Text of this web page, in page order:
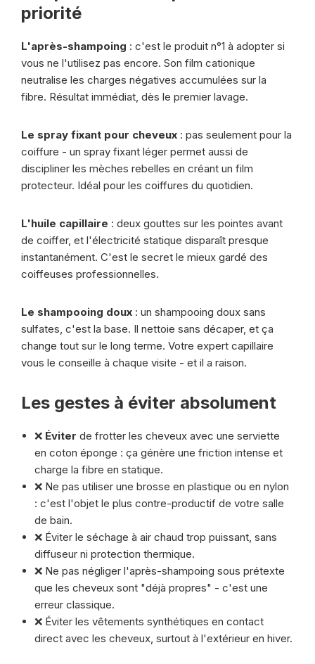
priorité
L'après-shampoing : c'est le produit n°1 à adopter si
vous ne l'utilisez pas encore. Son film cationique
neutralise les charges négatives accumulées sur la
fibre. Résultat immédiat, dès le premier lavage.
Le spray fixant pour cheveux : pas seulement pour la
coiffure - un spray fixant léger permet aussi de
discipliner les mèches rebelles en créant un film
protecteur. Idéal pour les coiffures du quotidien.
L'huile capillaire : deux gouttes sur les pointes avant
de coiffer, et l'électricité statique disparaît presque
instantanément. C'est le secret le mieux gardé des
coiffeuses professionnelles.
Le shampooing doux : un shampooing doux sans
sulfates, c'est la base. Il nettoie sans décaper, et ça
change tout sur le long terme. Votre expert capillaire
vous le conseille à chaque visite - et il a raison.
Les gestes à éviter absolument
❌ Éviter de frotter les cheveux avec une serviette
en coton éponge : ça génère une friction intense et
charge la fibre en statique.
❌ Ne pas utiliser une brosse en plastique ou en nylon
: c'est l'objet le plus contre-productif de votre salle
de bain.
❌ Éviter le séchage à air chaud trop puissant, sans
diffuseur ni protection thermique.
❌ Ne pas négliger l'après-shampoing sous prétexte
que les cheveux sont "déjà propres" - c'est une
erreur classique.
❌ Éviter les vêtements synthétiques en contact
direct avec les cheveux, surtout à l'extérieur en hiver.